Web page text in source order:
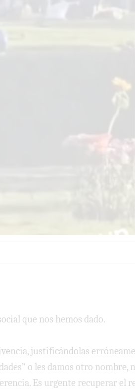
que nos hemos dado.
justificándolas
o les damos otro
Es urgente recuperar el